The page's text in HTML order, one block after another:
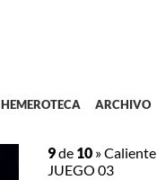
HEMEROTECA ARCHIVO
9de 10 »
JUEGO 03